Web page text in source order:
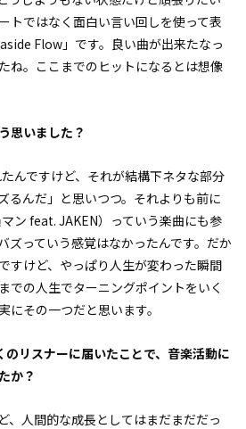
トではなく面白い言い回しを使って表
Flow」です。良い曲が出来たなっ
ね。ここまでのヒットになるとは想像
思いました？
んですけど、それが結構下ネタな部分
るんだ」と思いつつ。それよりも前に
ン feat. JAKEN）っていう楽曲にも参
ズっていう感覚はなかったんです。だか
すけど、やっぱり人生が変わった瞬間
での人生でターニングポイントをいく
にその一つだと思います。
のリスナーに届いたことで、音楽活動に
か？
、人間的な成長としてはまだまだだっ